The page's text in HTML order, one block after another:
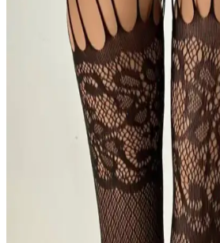
BUSEMSHE Fantazi Taşlı Tüm
Şıklık ve Konfor Sunan Zarif
Şık ve konforlu, taş detaylı uzun boy
esnek yapısıyla gece etkinliklerinizde fark
seçenekleriyle uyum sağlar.
Dedo Uzun Kollu Geniş File
See File Taşlı Fantazi Çorap
İki farklı iç giyim ürününün özellikleri,
karşılaştırmasıyla, sizin için en uygun